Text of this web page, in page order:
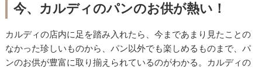
今、カルディのパンのお供が熱い！
カルディの店内に足を踏み入れたら、今まであまり見たことの
なかった珍しいものから、パン以外でも楽しめるものまで、パ
ンのお供が豊富に取り揃えられているのがわかる。カルディの